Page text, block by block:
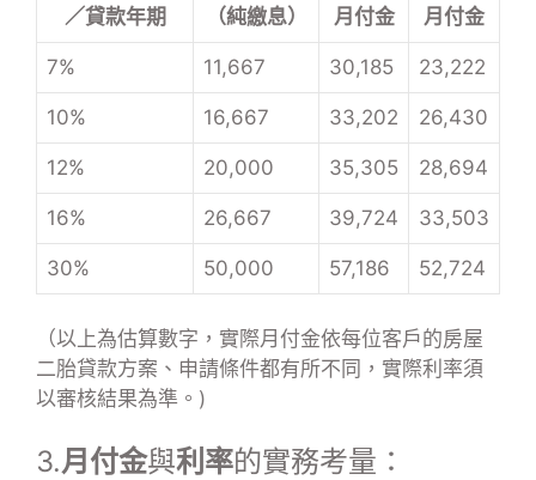
／貸款年期
（純繳息）
月付金
月付金
7% 11,667 30,185 23,222
10% 16,667 33,202 26,430
12% 20,000 35,305 28,694
16% 26,667 39,724 33,503
30% 50,000 57,186 52,724
（以上為估算數字，實際月付金依每位客戶的房屋
二胎貸款方案、申請條件都有所不同，實際利率須
以審核結果為準。)
3.月付金與利率的實務考量：